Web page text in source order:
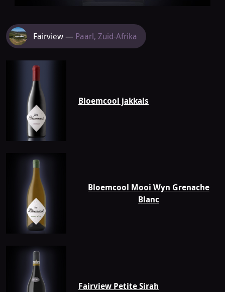
Meer
van
Fairview
Fairview — Paarl, Zuid-Afrika
Bloemcool jakkals
Bloemcool Mooi Wyn Grenache
Blanc
Fairview Petite Sirah